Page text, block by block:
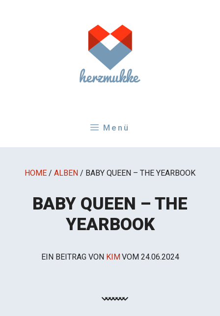
Menü
HOME / ALBEN / BABY QUEEN – THE YEARBOOK
BABY QUEEN – THE
YEARBOOK
EIN BEITRAG VON KIMVOM 24.06.2024